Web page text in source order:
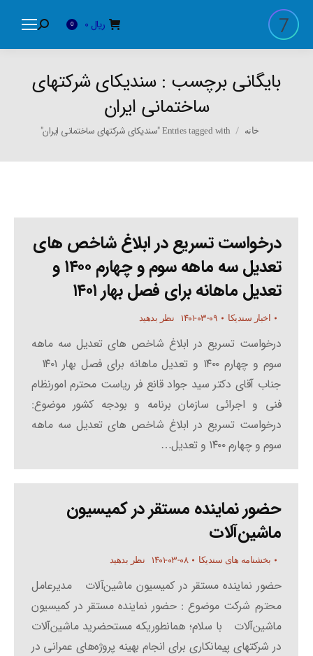
ریال 0
Search:
بایگانی برچسب :سندیکای شرکتهای
ساختمانی ایران
You are here:
خانه Entries tagged with "سندیکای شرکتهای ساختمانی ایران"
درخواست تسریع در ابلاغ شاخص های
تعدیل سه ماهه سوم و چهارم ۱۴۰۰ و
تعدیل ماهانه برای فصل بهار ۱۴۰۱
اخبار سندیکا ۱۴۰۱-۰۳-۰۹ نظر بدهید
درخواست تسریع در ابلاغ شاخص های تعدیل سه ماهه
جناب آقای دکتر سید جواد قانع فر ریاست محترم امورنظام
فنی و اجرائی سازمان برنامه و بودجه کشور موضوع:
درخواست تسریع در ابلاغ شاخص های تعدیل سه ماهه
سوم و چهارم ۱۴۰۰ و تعدیل…
حضور نماینده مستقر در کمیسیون
ماشین‌آلات
بخشنامه های سندیکا ۱۴۰۱-۰۳-۰۸ نظر بدهید
حضور نماینده مستقر در کمیسیون ماشین‌آلات مدیرعامل
محترم شرکت موضوع : حضور نماینده مستقر در کمیسیون
ماشین‌آلات با سلام؛ همانطوریکه مستحضرید ماشین‌آلات
در شرکتهای پیمانکاری برای انجام بهینه پروژه‌های عمرانی در